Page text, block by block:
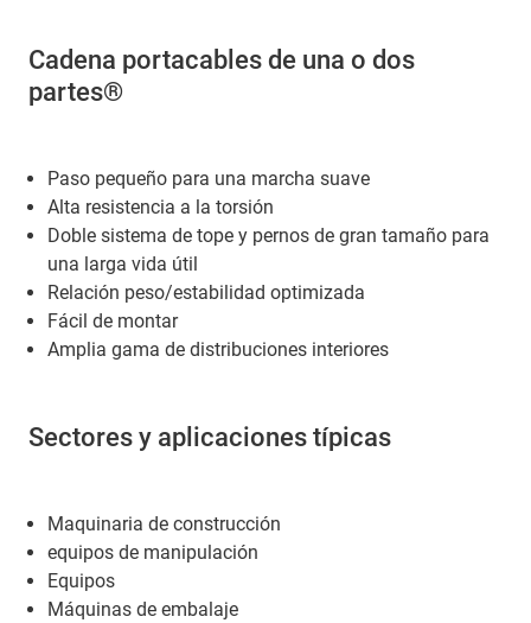
Cadena portacables de una o dos
partes®
Paso pequeño para una marcha suave
Alta resistencia a la torsión
Doble sistema de tope y pernos de gran tamaño para
una larga vida útil
Relación peso/estabilidad optimizada
Fácil de montar
Amplia gama de distribuciones interiores
Sectores y aplicaciones típicas
Maquinaria de construcción
equipos de manipulación
Equipos
Máquinas de embalaje